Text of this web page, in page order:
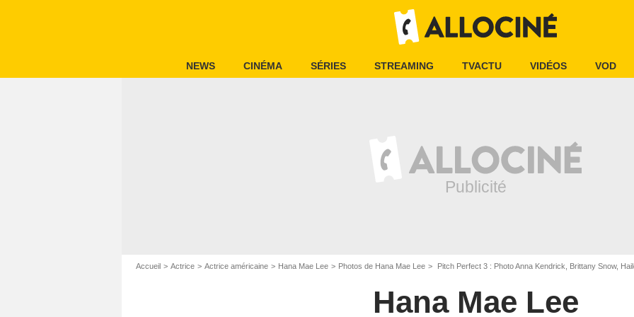
NEWS CINÉMA SÉRIES STREAMING TVACTU VIDÉOS VOD
Accueil Actrice Actrice américaine Hana Mae Lee Photos de Hana Mae Lee Pitch Perfect 3 : Photo Anna Kendrick, Brittany Snow, Hailee Steinfeld, Chrissie Fit,
Hana Mae Lee